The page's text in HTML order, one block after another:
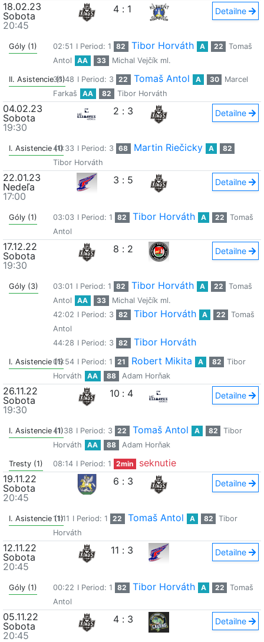
18.02.23
Sobota
20:45
4 : 1 Detailne
Góly (1) 02:51 I Period: 1 82 Tibor Horváth A 22
Tomaš
Antol
AA 33 Michal Vejčík ml.
II. Asistencie (1)
36:48 I Period: 3 22 Tomaš Antol A 30
Marcel
Farkaš
AA 82 Tibor Horváth
04.02.23
Sobota
19:30
2 : 3 Detailne
I. Asistencie (1)40:33 I Period: 3 68 Martin Riečicky A
82
Tibor Horváth
22.01.23
Nedeľa
17:00
3 : 5 Detailne
Góly (1) 03:03 I Period: 1 82 Tibor Horváth A 22
Tomaš
Antol
17.12.22
Sobota
19:30
8 : 2 Detailne
Góly (3) 03:01 I Period: 1 82 Tibor Horváth A 22
Tomaš
Antol
AA 33
Michal Vejčík ml.
42:02 I Period: 3 82 Tibor Horváth A 22
Tomaš
Antol
44:28 I Period: 3 82 Tibor Horváth
I. Asistencie (1)05:54 I Period: 1 21 Robert Mikita A 82
Tibor
Horváth
AA 88 Adam Horňak
26.11.22
Sobota
19:30
10 : 4 Detailne
I. Asistencie (1)41:38 I Period: 3 22 Tomaš Antol A 82
Tibor
Horváth
AA 88 Adam Horňak
Tresty (1) 08:14 I Period: 1 2min
seknutie
19.11.22
Sobota
20:45
6 : 3 Detailne
I. Asistencie (1)
11:11 I Period: 1 22 Tomaš Antol A 82
Tibor
Horváth
12.11.22
Sobota
20:45
11 : 3 Detailne
Góly (1) 00:22 I Period: 1 82 Tibor Horváth A 22
Tomaš
Antol
05.11.22
Sobota
20:45
4 : 3 Detailne